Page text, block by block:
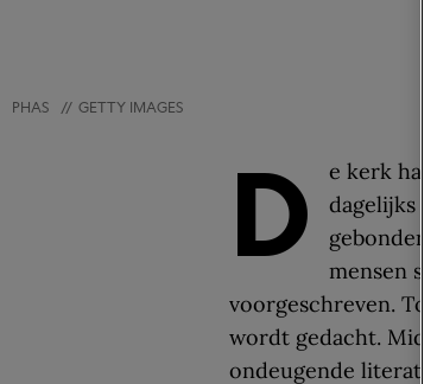
PHAS // GETTY IMAGES
D
e kerk
dagelijks
mensen
voorgeschreven.
wordt gedacht.
ondeugende